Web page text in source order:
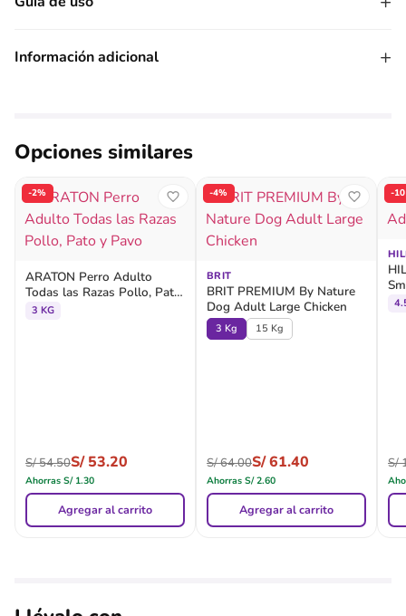
Información adicional +
Opciones similares
-2%
ARATON Perro Adulto
Todas las Razas Pollo, Pato
y Pavo
3 KG
S/54.50S/53.20
Ahorras S/1.30
Agregar al carrito
-4%
BRIT
BRIT PREMIUM By Nature
Dog Adult Large Chicken
3 Kg 15 Kg
S/64.00S/61.40
Ahorras S/2.60
Agregar al carrito
-
S/